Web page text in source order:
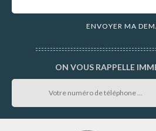
ON VOUS RAPPELLE